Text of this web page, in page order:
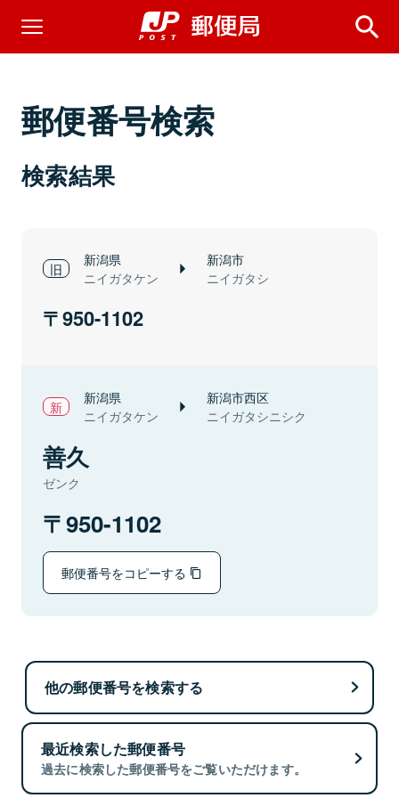
郵便番号検索
検索結果
新潟県
ニイガタケン
新潟市
ニイガタシ
950-1102
新潟県
ニイガタケン
新潟市西区
ニイガタシニシク
善久
ゼンク
950-1102
郵便番号をコピーする
他の郵便番号を検索する
最近検索した郵便番号
過去に検索した郵便番号をご覧いただけます。